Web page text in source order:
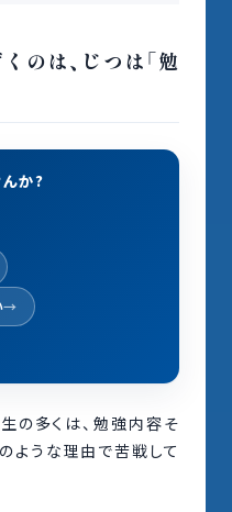
のは、じつは「勉
か?
の多くは、勉強内容そ
ような理由で苦戦して